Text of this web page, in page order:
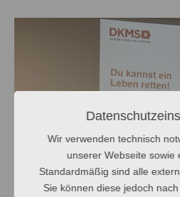
Wir verwenden technisch
unserer Webseite sowie
Standardmäßig sind alle
Sie können diese jedoch